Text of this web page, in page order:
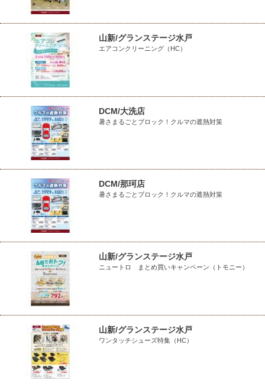
山新/グランステージ水戸
エアコンクリーニング（HC）
DCM/大洗店
暑さまるごとブロック！クルマの遮熱対策
DCM/那珂店
暑さまるごとブロック！クルマの遮熱対策
山新/グランステージ水戸
ニュートロ まとめ買いキャンペーン（トモニー）
山新/グランステージ水戸
ワンタッチシューズ特集（HC）